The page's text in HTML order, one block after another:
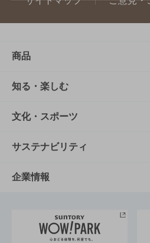
商品
商品TOP
商品一覧
商品発売情報
栄養成分一覧
知る・楽しむ
知る・楽しむTOP
キャンペーン
工場見学
地域情報
文化・スポーツ
文化・スポーツTOP
サントリーホール
サントリーサンバーズ大阪
サステナビリティ
サステナビリティTOP
サントリーが考えるサステ
企業情報
企業概要